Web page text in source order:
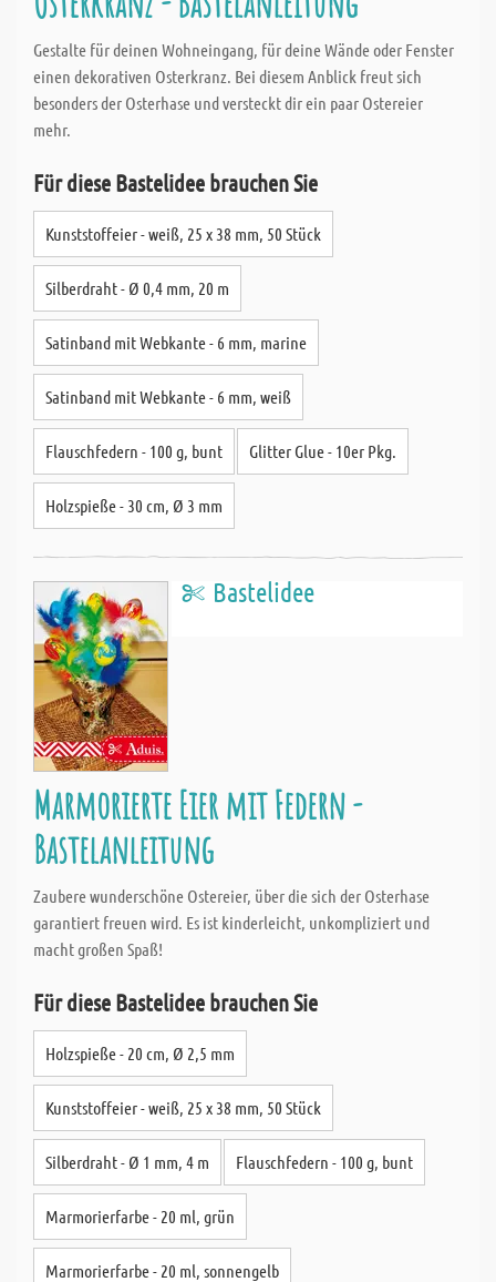
Gestalte für deinen Wohneingang, für deine Wände oder Fenster
einen dekorativen Osterkranz. Bei diesem Anblick freut sich
besonders der Osterhase und versteckt dir ein paar Ostereier
mehr.
Für diese Bastelidee brauchen Sie
Kunststoffeier - weiß, 25 x 38 mm, 50 Stück
Silberdraht - Ø 0,4 mm, 20 m
Satinband mit Webkante - 6 mm, marine
Satinband mit Webkante - 6 mm, weiß
Flauschfedern - 100 g, bunt Glitter Glue - 10er Pkg.
Holzspieße - 30 cm, Ø 3 mm
Bastelidee
Marmorierte Eier mit Federn -
Bastelanleitung
Zaubere wunderschöne Ostereier, über die sich der Osterhase
garantiert freuen wird. Es ist kinderleicht, unkompliziert und
macht großen Spaß!
Für diese Bastelidee brauchen Sie
Holzspieße - 20 cm, Ø 2,5 mm
Kunststoffeier - weiß, 25 x 38 mm, 50 Stück
Silberdraht - Ø 1 mm, 4 m Flauschfedern - 100 g, bunt
Marmorierfarbe - 20 ml, grün
Marmorierfarbe - 20 ml, sonnengelb